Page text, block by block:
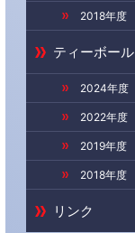
2018年度
ティーボール
2024年度
2022年度
2019年度
2018年度
リンク